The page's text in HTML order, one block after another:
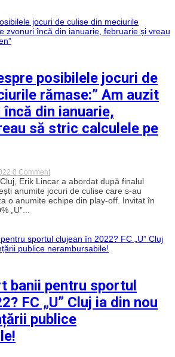
înaintea
meciului
posibilele jocuri de
rămase:” Am auzit
din ianuarie,
să stric calculele pe
0 Commenton
Erik
Lincar,
despre
posibilele
din
meciurile
rămase:”
zvonuri
încă
din
ianuarie,
februarie
Erik Lincar a abordat după finalul
anumite jocuri de culise care s-au
o anumite echipe din play-off. Invitat în
„U”...
banii pentru sportul
FC „U” Cluj ia din nou
publice